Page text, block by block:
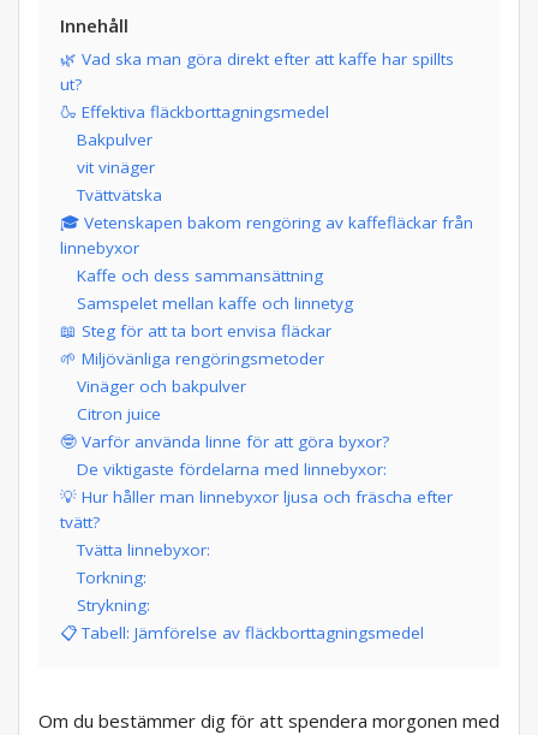
Innehåll
🌿 Vad ska man göra direkt efter att kaffe har spillts
ut?
🍶 Effektiva fläckborttagningsmedel
Bakpulver
vit vinäger
Tvättvätska
🎓 Vetenskapen bakom rengöring av kaffefläckar från
linnebyxor
Kaffe och dess sammansättning
Samspelet mellan kaffe och linnetyg
📖 Steg för att ta bort envisa fläckar
🌱 Miljövänliga rengöringsmetoder
Vinäger och bakpulver
Citron juice
🤓 Varför använda linne för att göra byxor?
De viktigaste fördelarna med linnebyxor:
💡 Hur håller man linnebyxor ljusa och fräscha efter
tvätt?
Tvätta linnebyxor:
Torkning:
Strykning:
📋 Tabell: Jämförelse av fläckborttagningsmedel
Om du bestämmer dig för att spendera morgonen med